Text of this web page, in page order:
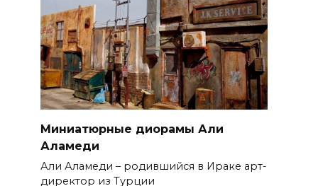
Миниатюрные диорамы Али
Аламеди
Али Аламеди – родившийся в Ираке арт-
директор из Турции